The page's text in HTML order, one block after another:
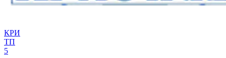
КРИ
ТП
5